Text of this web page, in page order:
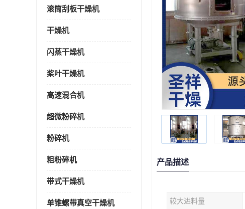
滚筒刮板干燥机
干燥机
闪蒸干燥机
桨叶干燥机
高速混合机
超微粉碎机
粉碎机
粗粉碎机
带式干燥机
单锥螺带真空干燥机
产品描述
较大进料量